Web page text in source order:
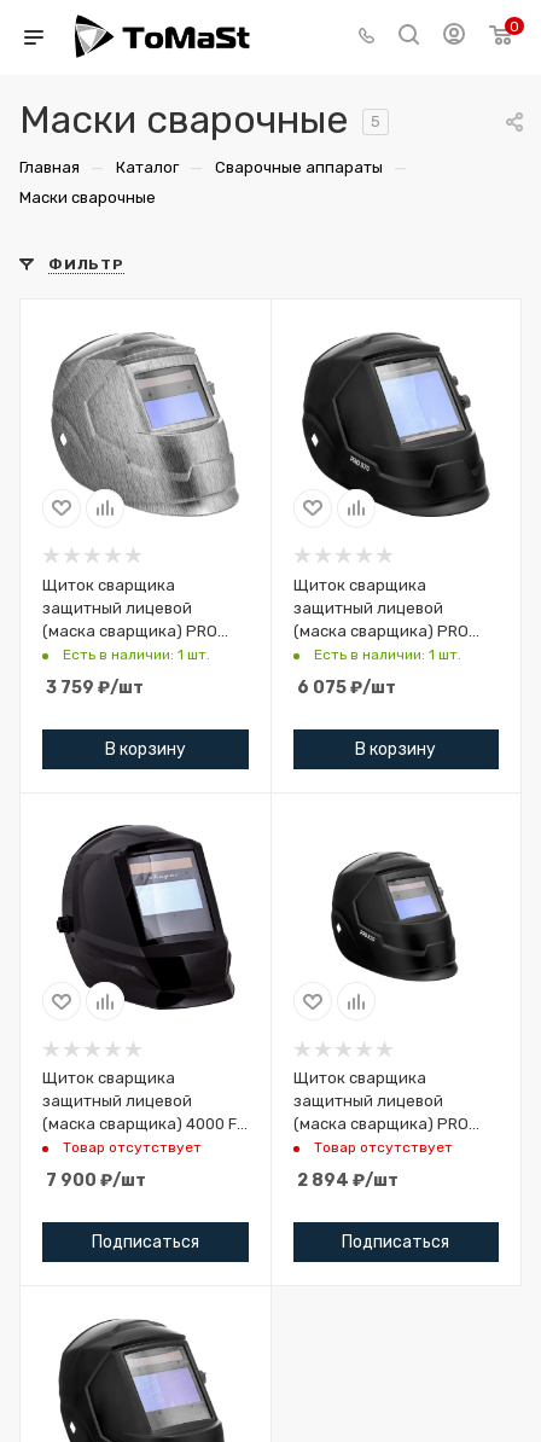
0
Маски сварочные 5
Главная — Каталог — Сварочные аппараты —
Маски сварочные
ФИЛЬТР
Щиток сварщика
защитный лицевой
(маска сварщика) PRO
B20 (сталь)
Есть в наличии: 1 шт.
3 759 ₽/шт
В корзину
Щиток сварщика
защитный лицевой
(маска сварщика) PRO
B70Есть в наличии: 1 шт.
6 075₽/шт
В корзину
Щиток сварщика
защитный лицевой
(маска сварщика) 4000 F
внутр. рег. (черная)
Товар отсутствует
7 900 ₽/шт
Подписаться
Щиток сварщика
защитный лицевой
(маска сварщика) PRO
B20Товар отсутствует
2 894 ₽/шт
Подписаться